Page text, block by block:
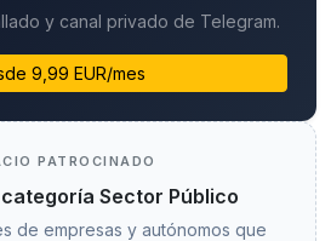
y canal privado de Telegram.
9,99 EUR/mes
PATROCINADO
Sector Público
de empresas y autónomos que